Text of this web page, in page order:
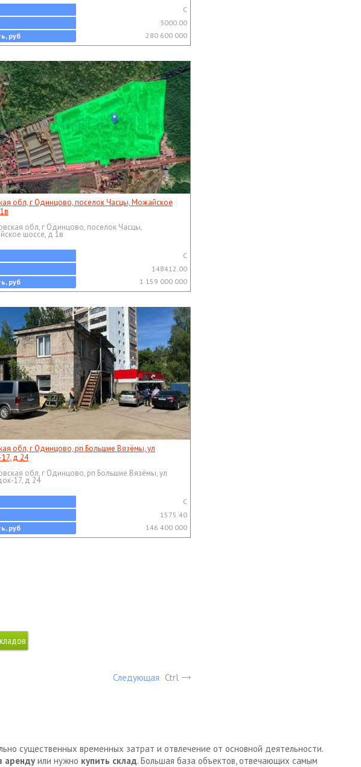
C
3000.00
руб
280 600 000
обл, г Одинцово, поселок Часцы, Можайское
обл, г Одинцово, поселок Часцы,
шоссе, д 1в
C
148412.00
руб
1 159 000 000
обл, г Одинцово, рп Большие Вязёмы, ул
д 24
обл, г Одинцово, рп Большие Вязёмы, ул
17, д 24
C
1575.40
руб
146 400 000
Следующая Ctrl
существенных временных затрат и отвлечение от основной деятельности.
аренду или нужно купить склад. Большая база объектов, отвечающих самым